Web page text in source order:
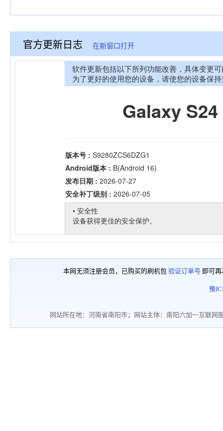
官方更新日志 在新窗口打开
本网无须注册会员，已购买的刷机包 验证订单号 即可
豫
网站所在地：河南省南阳市；网站主体：南阳六加一互联